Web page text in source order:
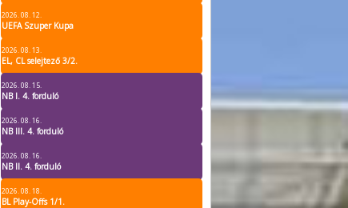
2026. 08. 12.
UEFA Szuper Kupa
2026. 08. 13.
EL, CL selejtező 3/2.
2026. 08. 15.
NB I. 4. forduló
2026. 08. 16.
NB III. 4. forduló
2026. 08. 16.
NB II. 4. forduló
2026. 08. 18.
BL Play-Offs 1/1.